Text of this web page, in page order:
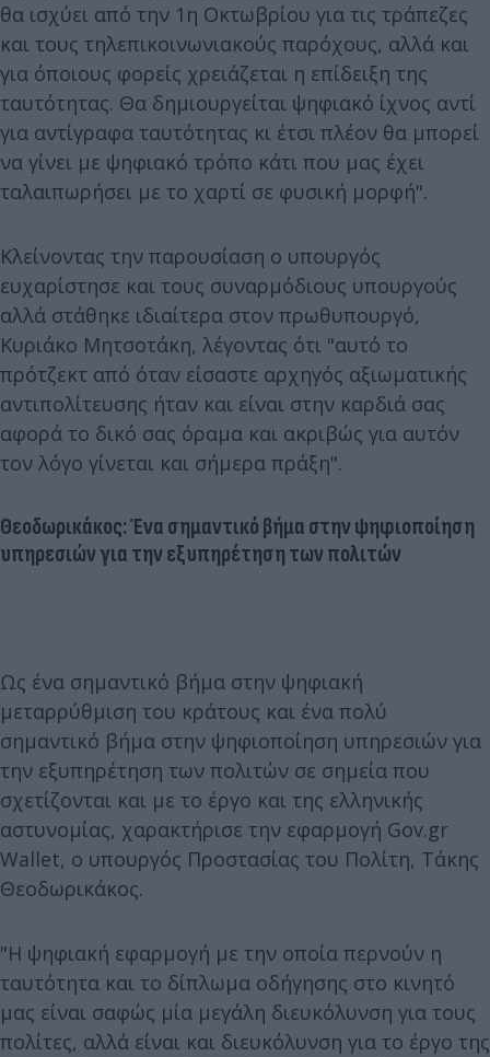
θα ισχύει από την 1η Οκτωβρίου για τις τράπεζες
και τους τηλεπικοινωνιακούς παρόχους, αλλά και
για όποιους φορείς χρειάζεται η επίδειξη της
ταυτότητας. Θα δημιουργείται ψηφιακό ίχνος αντί
για αντίγραφα ταυτότητας κι έτσι πλέον θα μπορεί
να γίνει με ψηφιακό τρόπο κάτι που μας έχει
ταλαιπωρήσει με το χαρτί σε φυσική μορφή".
Κλείνοντας την παρουσίαση ο υπουργός
ευχαρίστησε και τους συναρμόδιους υπουργούς
αλλά στάθηκε ιδιαίτερα στον πρωθυπουργό,
Κυριάκο Μητσοτάκη, λέγοντας ότι "αυτό το
πρότζεκτ από όταν είσαστε αρχηγός αξιωματικής
αντιπολίτευσης ήταν και είναι στην καρδιά σας
αφορά το δικό σας όραμα και ακριβώς για αυτόν
τον λόγο γίνεται και σήμερα πράξη".
Θεοδωρικάκος: Ένα σημαντικό βήμα στην ψηφιοποίηση
υπηρεσιών για την εξυπηρέτηση των πολιτών
Ως ένα σημαντικό βήμα στην ψηφιακή
μεταρρύθμιση του κράτους και ένα πολύ
σημαντικό βήμα στην ψηφιοποίηση υπηρεσιών για
την εξυπηρέτηση των πολιτών σε σημεία που
σχετίζονται και με το έργο και της ελληνικής
αστυνομίας, χαρακτήρισε την εφαρμογή Gov.gr
Wallet, ο υπουργός Προστασίας του Πολίτη, Τάκης
Θεοδωρικάκος.
"Η ψηφιακή εφαρμογή με την οποία περνούν η
ταυτότητα και το δίπλωμα οδήγησης στο κινητό
μας είναι σαφώς μία μεγάλη διευκόλυνση για τους
πολίτες, αλλά είναι και διευκόλυνση για το έργο της